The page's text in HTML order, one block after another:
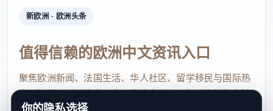
新欧洲 · 欧洲头条
值得信赖的欧洲中文资讯入口
聚焦欧洲新闻、法国生活、华人社区、留学移民与国际热
点，提供及时、真实、实用的中文资讯，帮助海外华人快
你的隐私选择